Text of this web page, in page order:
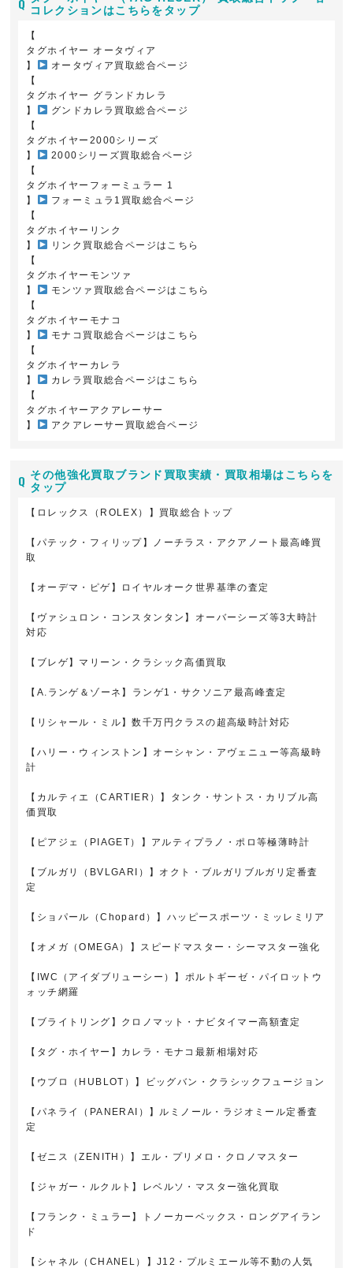
コレクションはこちらをタップ
【
タグホイヤー オータヴィア
】
オータヴィア買取総合ページ
【
タグホイヤー グランドカレラ
】
グンドカレラ買取総合ページ
【
タグホイヤー2000シリーズ
】
2000シリーズ買取総合ページ
【
タグホイヤーフォーミュラー 1
】
フォーミュラ1買取総合ページ
【
タグホイヤーリンク
】
リンク買取総合ページはこちら
【
タグホイヤーモンツァ
】
モンツァ買取総合ページはこちら
【
タグホイヤーモナコ
】
モナコ買取総合ページはこちら
【
タグホイヤーカレラ
】
カレラ買取総合ページはこちら
【
タグホイヤーアクアレーサー
】
アクアレーサー買取総合ページ
その他強化買取ブランド買取実績・買取相場はこちらを
タップ
【ロレックス（ROLEX）】買取総合トップ
【パテック・フィリップ】ノーチラス・アクアノート最高峰買
取
【オーデマ・ピゲ】ロイヤルオーク世界基準の査定
【ヴァシュロン・コンスタンタン】オーバーシーズ等3大時計
対応
【ブレゲ】マリーン・クラシック高価買取
【A.ランゲ＆ゾーネ】ランゲ1・サクソニア最高峰査定
【リシャール・ミル】数千万円クラスの超高級時計対応
【ハリー・ウィンストン】オーシャン・アヴェニュー等高級時
計
【カルティエ（CARTIER）】タンク・サントス・カリブル高
価買取
【ピアジェ（PIAGET）】アルティプラノ・ポロ等極薄時計
【ブルガリ（BVLGARI）】オクト・ブルガリブルガリ定番査
定
【ショパール（Chopard）】ハッピースポーツ・ミッレミリア
【オメガ（OMEGA）】スピードマスター・シーマスター強化
【IWC（アイダブリューシー）】ポルトギーゼ・パイロットウ
ォッチ網羅
【ブライトリング】クロノマット・ナビタイマー高額査定
【タグ・ホイヤー】カレラ・モナコ最新相場対応
【ウブロ（HUBLOT）】ビッグバン・クラシックフュージョン
【パネライ（PANERAI）】ルミノール・ラジオミール定番査
定
【ゼニス（ZENITH）】エル・プリメロ・クロノマスター
【ジャガー・ルクルト】レベルソ・マスター強化買取
【フランク・ミュラー】トノーカーベックス・ロングアイラン
ド
【シャネル（CHANEL）】J12・プルミエール等不動の人気